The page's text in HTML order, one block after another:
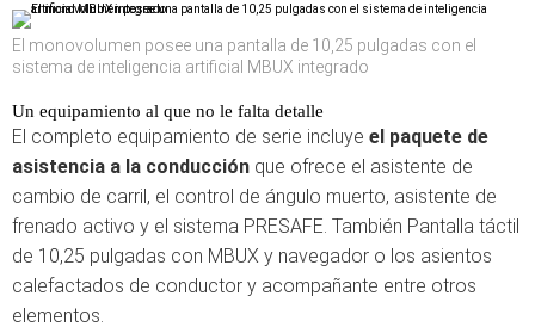
El monovolumen posee una pantalla de 10,25 pulgadas con el
sistema de inteligencia artificial MBUX integrado
Un equipamiento al que no le falta detalle
El completo equipamiento de serie incluye el paquete de
asistencia a la conducción que ofrece el asistente de
cambio de carril, el control de ángulo muerto, asistente de
frenado activo y el sistema PRESAFE. También Pantalla táctil
de 10,25 pulgadas con MBUX y navegador o los asientos
calefactados de conductor y acompañante entre otros
elementos.